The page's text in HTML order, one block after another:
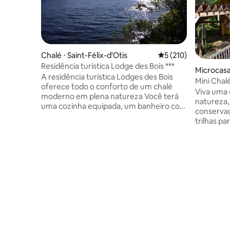
Chalé ⋅ Saint-Félix-d'Otis 5 de uma avaliação
5 (210)
Residência turística Lodge des Bois ***
A residência turística Lodges des Bois
oferece todo o conforto de um chalé
moderno em plena natureza Você terá
uma cozinha equipada, um banheiro com
Mini
Viva
trilhas